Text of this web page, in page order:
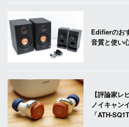
Edifierのお
音質と使い
【評論家
ノイキャン
「ATH-